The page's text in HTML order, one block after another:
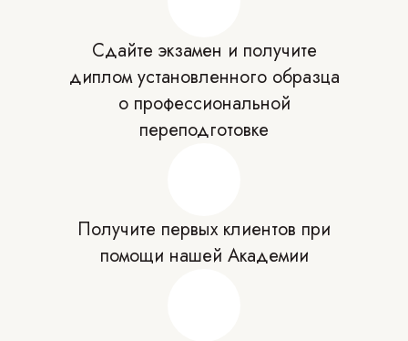
Сдайте экзамен и получите
диплом установленного образца
о профессиональной
переподготовке
Получите первых клиентов при
помощи нашей Академии